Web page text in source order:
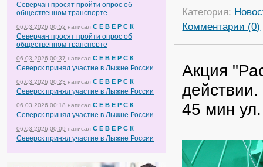
Северчан просят пройти опрос об
общественном транспорте
06.03.2026 00:52 написал С Е В Е Р С К
Северчан просят пройти опрос об
общественном транспорте
06.03.2026 00:37 написал С Е В Е Р С К
Северск принял участие в Лыжне России
06.03.2026 00:23 написал С Е В Е Р С К
Северск принял участие в Лыжне России
06.03.2026 00:18 написал С Е В Е Р С К
Северск принял участие в Лыжне России
06.03.2026 00:09 написал С Е В Е Р С К
Северск принял участие в Лыжне России
Категория:
Комментарии (0)
Акция
45 мин